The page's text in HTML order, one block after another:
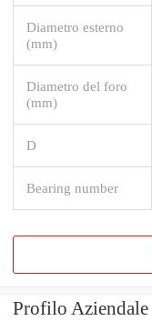
Diametro esterno
(mm)
Diametro del foro
(mm)
D
Bearing number
Profilo Aziendale